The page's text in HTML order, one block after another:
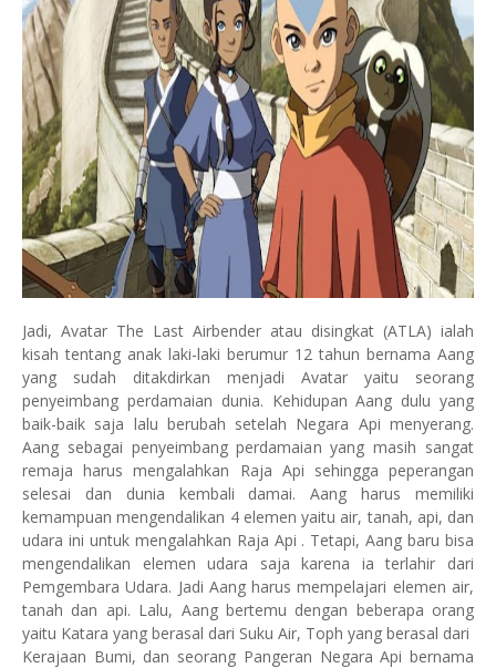
Jadi, Avatar The Last Airbender atau disingkat (ATLA) ialah
kisah tentang anak laki-laki berumur 12 tahun bernama Aang
yang sudah ditakdirkan menjadi Avatar yaitu seorang
penyeimbang perdamaian dunia. Kehidupan Aang dulu yang
baik-baik saja lalu berubah setelah Negara Api menyerang.
Aang sebagai penyeimbang perdamaian yang masih sangat
remaja harus mengalahkan Raja Api sehingga peperangan
selesai dan dunia kembali damai. Aang harus memiliki
kemampuan mengendalikan 4 elemen yaitu air, tanah, api, dan
udara ini untuk mengalahkan Raja Api . Tetapi, Aang baru bisa
mengendalikan elemen udara saja karena ia terlahir dari
Pemgembara Udara. Jadi Aang harus mempelajari elemen air,
tanah dan api. Lalu, Aang bertemu dengan beberapa orang
yaitu Katara yang berasal dari Suku Air, Toph yang berasal dari
Kerajaan Bumi, dan seorang Pangeran Negara Api bernama